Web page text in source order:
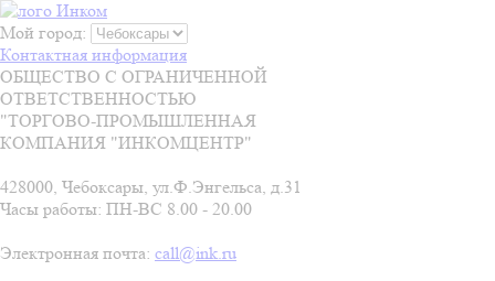
Мой город:
Контактная информация
ОБЩЕСТВО С ОГРАНИЧЕННОЙ
ОТВЕТСТВЕННОСТЬЮ
"ТОРГОВО-ПРОМЫШЛЕННАЯ
КОМПАНИЯ "ИНКОМЦЕНТР"
428000, Чебоксары, ул.Ф.Энгельса, д.31
Часы работы: ПН-ВС 8.00 - 20.00
Электронная почта: call@ink.ru